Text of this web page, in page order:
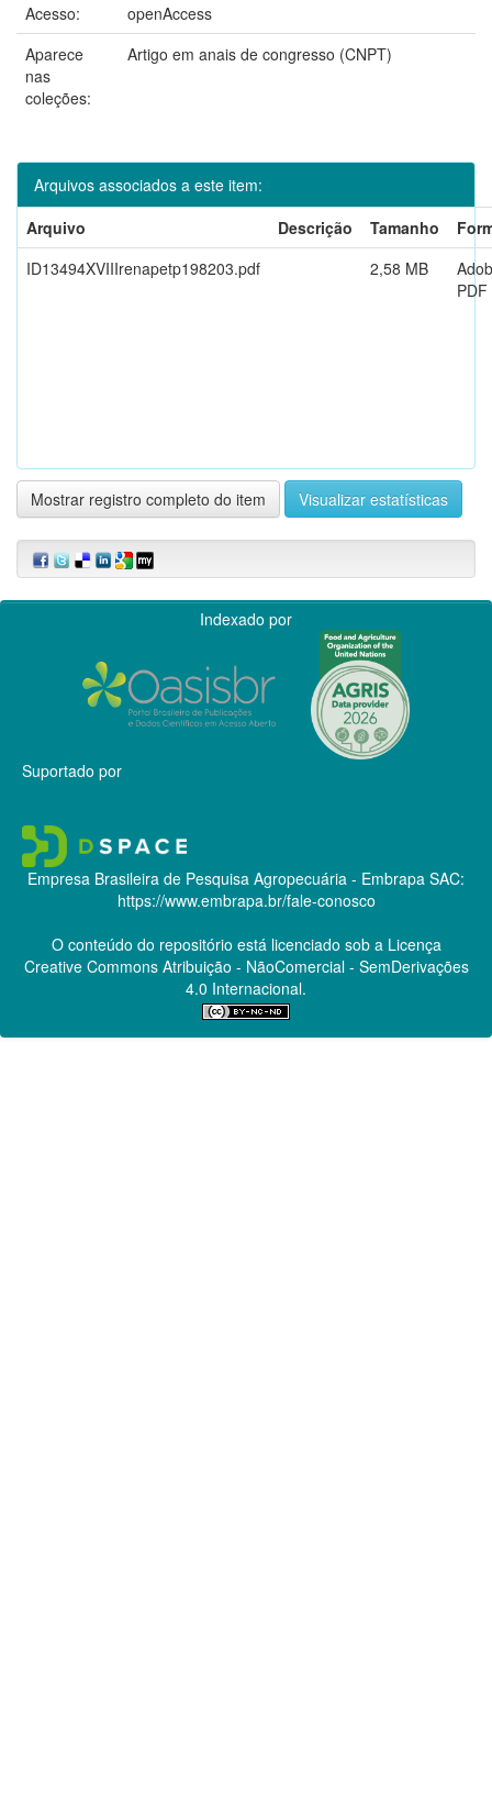
Acesso:
openAccess
Aparece
nas
coleções:
Artigo em anais de congresso (CNPT)
Arquivos associados a este item:
Arquivo
Descrição Tamanho
ID13494XVIIIrenapetp198203.pdf
2,58 MB
PDF
Mostrar registro completo do item Visualizar estatísticas
Indexado por
Suportado por
Empresa Brasileira de Pesquisa Agropecuária - Embrapa SAC:
https://www.embrapa.br/fale-conosco
O conteúdo do repositório está licenciado sob a Licença
Creative CommonsAtribuição - NãoComercial - SemDerivações
4.0 Internacional.